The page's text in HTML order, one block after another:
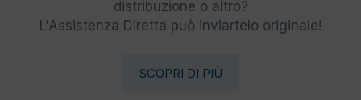
distribuzione o altro?
L'Assistenza Diretta può inviartelo originale!
SCOPRI DI PIÙ